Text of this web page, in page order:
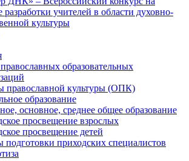
учителей в области духовно-
культуры
образовательных
православной культуры (ОПК)
образование
основное, среднее общее образование
просвещение взрослых
просвещение детей
подготовки приходских специалистов